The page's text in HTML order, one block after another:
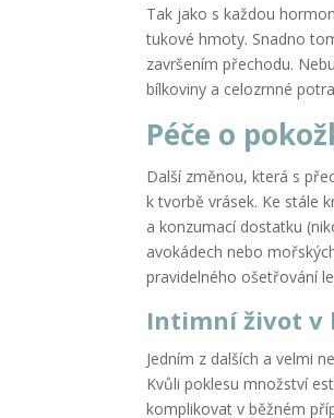
Tak jako s každou
tukové hmoty. Snadno
završením přechodu.
bílkoviny a celozrnné
Péče o
Další změnou, která s
k tvorbě vrásek. Ke stále
a konzumací dostatku
avokádech nebo
pravidelného ošetřování
Intimní život v
Jedním z dalších a velmi
Kvůli poklesu množství
komplikovat v běžném